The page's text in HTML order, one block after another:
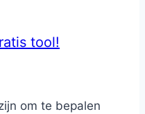
tool!
om te bepalen